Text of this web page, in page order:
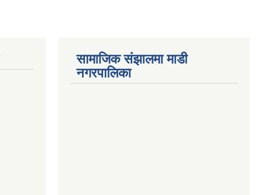
सामाजिक संझालमा माडी
नगरपालिका